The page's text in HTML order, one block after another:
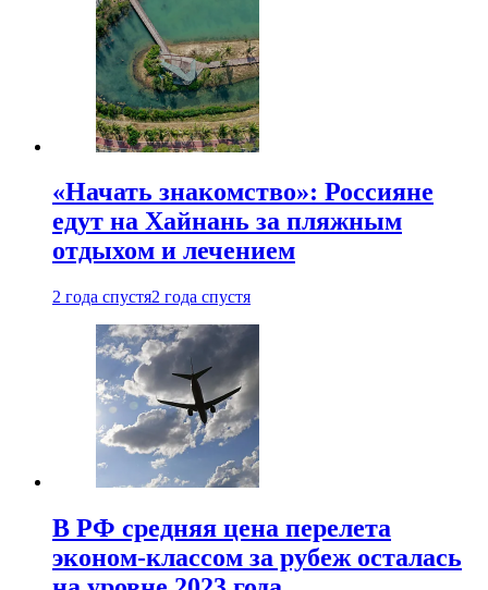
«Начать знакомство»: Россияне
едут на Хайнань за пляжным
отдыхом и лечением
2 года спустя2 года спустя
В РФ средняя цена перелета
эконом-классом за рубеж осталась